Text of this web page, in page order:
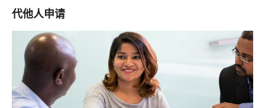
代他人申请